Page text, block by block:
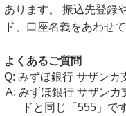
あります。 振込先登録
ド、口座名義をあわせ
よくあるご質問
みずほ銀行 サザンカ
みずほ銀行 サザンカ
ドと同じ「555」で